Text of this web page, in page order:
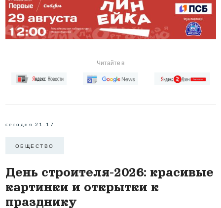
Читайте в
сегодня 21:17
ОБЩЕСТВО
День строителя-2026: красивые
картинки и открытки к
празднику